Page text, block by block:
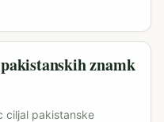
reference lahko
SocialSamosa).
populacijo, močno
in FMCG navade — to
in lokalne
znamk
ciljal pakistanske